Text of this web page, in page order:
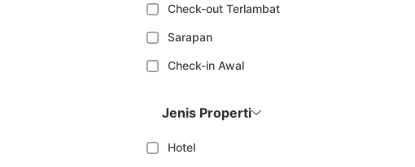
Check-out Terlambat
Sarapan
Check-in Awal
Jenis Properti
Hotel